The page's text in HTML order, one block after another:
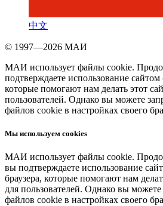
中文
© 1997—2026 МАИ
МАИ использует файлы cookie.
подтверждаете использование сайтом
которые помогают нам делать этот
пользователей. Однако вы можете
файлов cookie в настройках своего
Мы используем cookies
МАИ использует файлы cookie.
вы подтверждаете использование
браузера, которые помогают нам
для пользователей. Однако вы можете
файлов cookie в настройках своего